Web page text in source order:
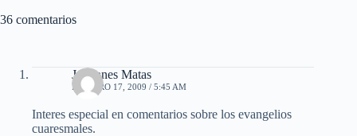
36 comentarios
Johannes Matas
FEBRERO 17, 2009 / 5:45 AM
Interes especial en comentarios sobre los evangelios
cuaresmales.